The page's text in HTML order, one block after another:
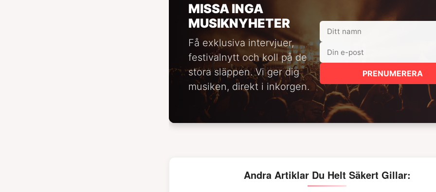
MISSA INGA
MUSIKNYHETER
Få exklusiva intervjuer,
festivalnytt och koll på de
stora släppen. Vi ger dig
musiken, direkt i inkorgen.
PRENUMERERA
Andra Artiklar Du Helt Säkert Gillar: